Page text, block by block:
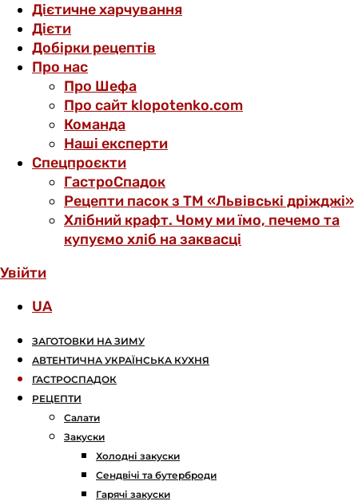
Дієтичне харчування
Дієти
Добірки рецептів
Про нас
Про Шефа
Про сайт klopotenko.com
Команда
Наші експерти
Спецпроєкти
ГастроСпадок
Рецепти пасок з ТМ «Львівські дріжджі»
Хлібний крафт. Чому ми їмо, печемо та
купуємо хліб на заквасці
Увійти
UA
ЗАГОТОВКИ НА ЗИМУ
АВТЕНТИЧНА УКРАЇНСЬКА КУХНЯ
ГАСТРОСПАДОК
РЕЦЕПТИ
Салати
Закуски
Холодні закуски
Сендвічі та бутерброди
Гарячі закуски